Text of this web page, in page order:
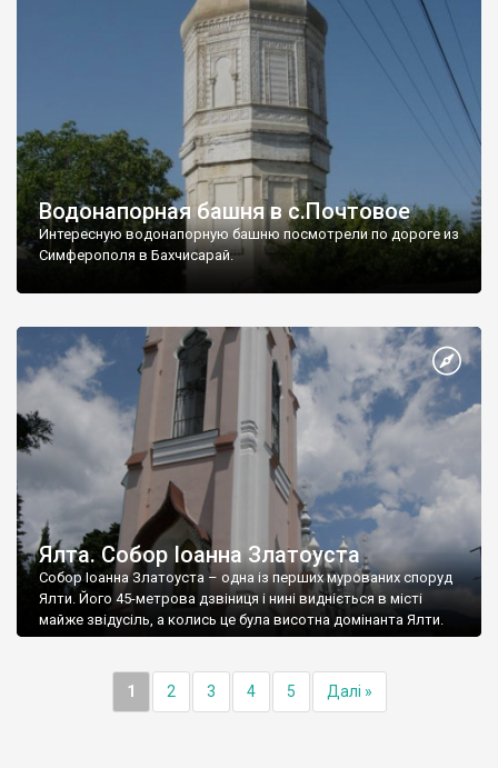
Водонапорная башня в с.Почтовое
Интересную водонапорную башню посмотрели по дороге из
Симферополя в Бахчисарай.
Ялта. Собор Іоанна Златоуста
Собор Іоанна Златоуста – одна із перших мурованих споруд
Ялти. Його 45-метрова дзвіниця і нині видніється в місті
майже звідусіль, а колись це була висотна домінанта Ялти.
1 2 3 4 5 Далі »